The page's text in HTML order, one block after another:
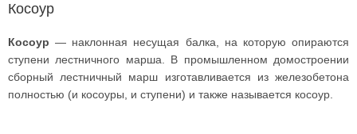
Косоур
Косоур — наклонная несущая балка, на которую опираются
ступени лестничного марша. В промышленном домостроении
сборный лестничный марш изготавливается из железобетона
полностью (и косоуры, и ступени) и также называется косоур.